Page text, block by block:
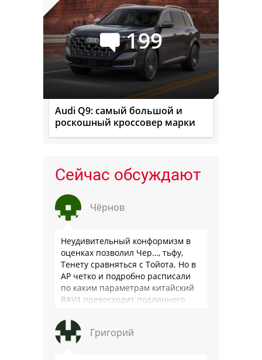
199
Audi Q9: самый большой и
роскошный кроссовер марки
Сейчас обсуждают
Чёрнов
Неудивительный конформизм в
оценках позволил Чер…, тьфу,
Тенету сравняться с Тойота. Но в
АР четко и подробно расписали
по каким параметрам китайский
RAV4 превосходит подлинного
подвеска едет ровно и приятно …
Григорий